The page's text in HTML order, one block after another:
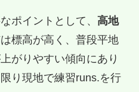
ポイントとして、 高地
標高が高く、普段平地
がりやすい傾向にあり
り現地で練習runs.を行